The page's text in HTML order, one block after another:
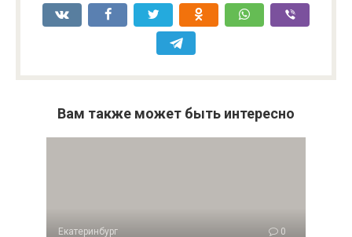
Вам также может быть интересно
Екатеринбург 0